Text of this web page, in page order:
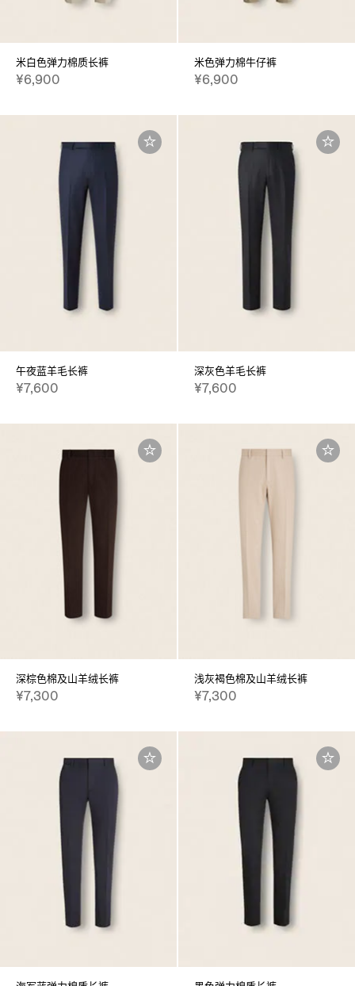
米白色弹力棉质长裤
¥6,900
米色弹力棉牛仔裤
¥6,900
午夜蓝羊毛长裤
¥7,600
深灰色羊毛长裤
¥7,600
深棕色棉及山羊绒长裤
¥7,300
浅灰褐色棉及山羊绒长裤
¥7,300